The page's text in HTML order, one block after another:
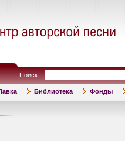
Поиск:
Библиотека Фонды